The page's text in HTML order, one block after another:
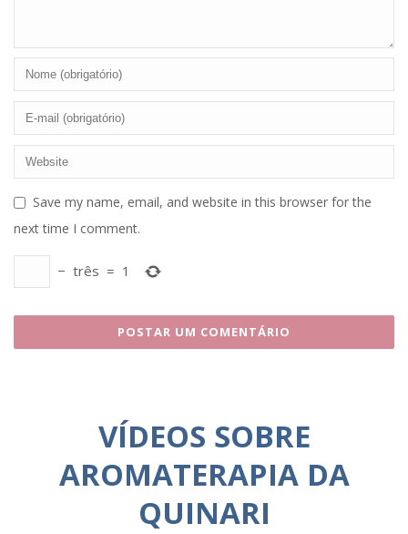
Save my name, email, and website in this browser for the
next time I comment.
− três = 1
VÍDEOS SOBRE
AROMATERAPIA DA
QUINARI